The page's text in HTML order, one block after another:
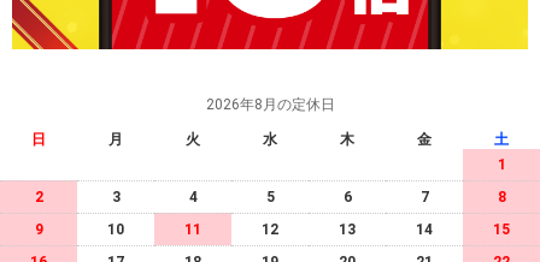
2026年8月の定休日
日 月 火 水 木 金
土
1
2
3 4 5 6 7
8
9
10 11 12 13 14
15